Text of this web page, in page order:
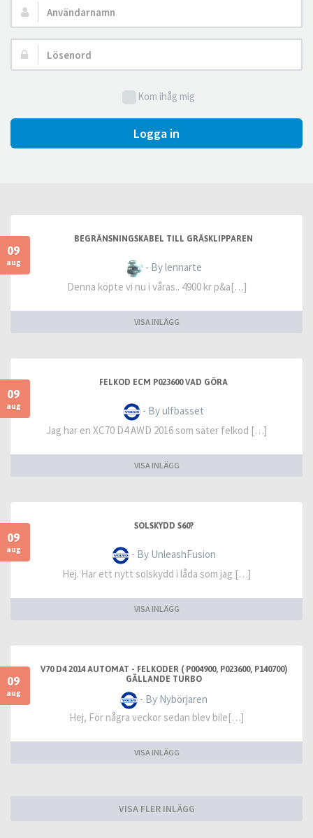
Användarnamn:
Lösenord:
Kom ihåg mig
Logga in
09
aug
BEGRÄNSNINGSKABEL TILL GRÄSKLIPPAREN
- By lennarte
Denna köpte vi nu i våras.. 4900 kr p&a[…]
VISA INLÄGG
09
aug
FELKOD ECM P023600 VAD GÖRA
- By ulfbasset
Jag har en XC70 D4 AWD 2016 som säter felkod […]
VISA INLÄGG
09
aug
SOLSKYDD S60?
- By UnleashFusion
Hej. Har ett nytt solskydd i låda som jag […]
VISA INLÄGG
09
aug
V70 D4 2014 AUTOMAT - FELKODER ( P004900, P023600, P140700)
GÄLLANDE TURBO
- By Nybörjaren
Hej, För några veckor sedan blev bile[…]
VISA INLÄGG
VISA FLER INLÄGG